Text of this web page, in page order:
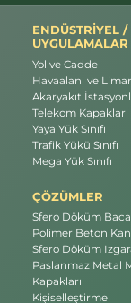
ENDÜSTRİYEL /
UYGULAMALAR
Yol ve Cadde
Havaalanı ve
Akaryakıt
Telekom Kapakları
Yaya Yük Sınıfı
Trafik Yükü Sınıfı
Mega Yük Sınıfı
ÇÖZÜMLER
Sfero Döküm Baca
Polimer Beton
Sfero Döküm
Paslanmaz Metal
Kapakları
Kişiselleştirme